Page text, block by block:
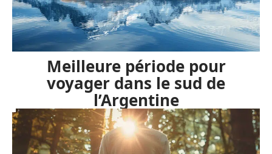
Meilleure période pour
voyager dans le sud de
l’Argentine